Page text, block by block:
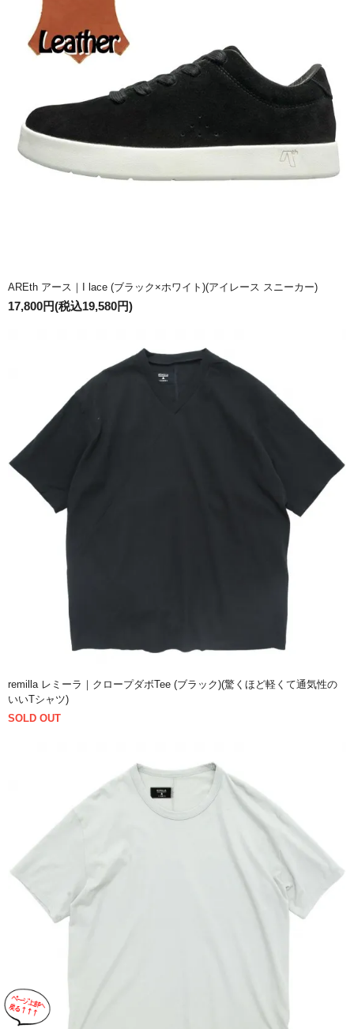
AREth アース｜I lace (ブラック×ホワイト)(アイレース スニーカー)
17,800円(税込19,580円)
remilla レミーラ｜クロープダボTee (ブラック)(驚くほど軽くて通気性の
いいTシャツ)
SOLD OUT